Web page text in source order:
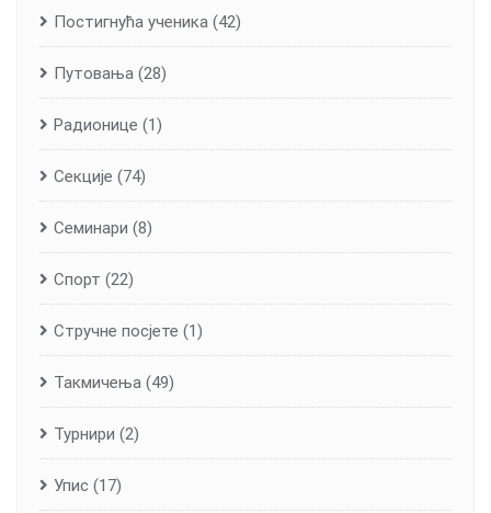
Постигнућа ученика (42)
Путовања (28)
Радионице (1)
Секције (74)
Семинари (8)
Спорт (22)
Стручне посјете (1)
Такмичења (49)
Турнири (2)
Упис (17)